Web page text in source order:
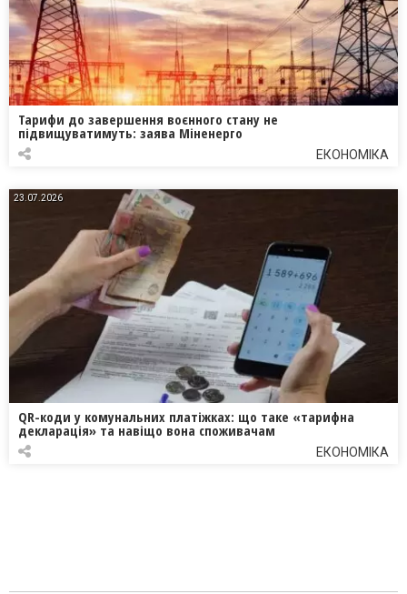
Тарифи до завершення воєнного стану не
підвищуватимуть: заява Міненерго
ЕКОНОМІКА
23.07.2026
QR-коди у комунальних платіжках: що таке «тарифна
декларація» та навіщо вона споживачам
ЕКОНОМІКА